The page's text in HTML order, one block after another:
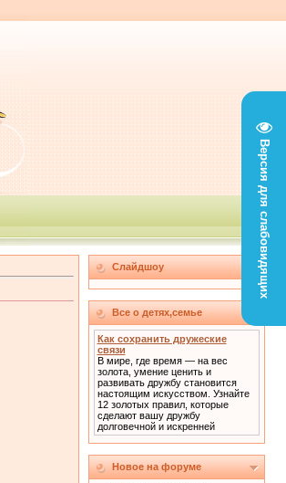
Версия для слабовидящих
Слайдшоу
Все о детях,семье
Как сохранить дружеские
связи
В мире, где время — на вес
золота, умение ценить и
развивать дружбу становится
настоящим искусством. Узнайте
12 золотых правил, которые
сделают вашу дружбу
долговечной и искренней
Новое на форуме